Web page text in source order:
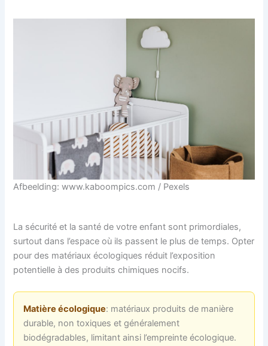
Afbeelding: www.kaboompics.com / Pexels
La sécurité et la santé de votre enfant sont primordiales,
surtout dans l’espace où ils passent le plus de temps. Opter
pour des matériaux écologiques réduit l’exposition
potentielle à des produits chimiques nocifs.
Matière écologique: matériaux produits de manière
durable, non toxiques et généralement
biodégradables, limitant ainsi l’empreinte écologique.